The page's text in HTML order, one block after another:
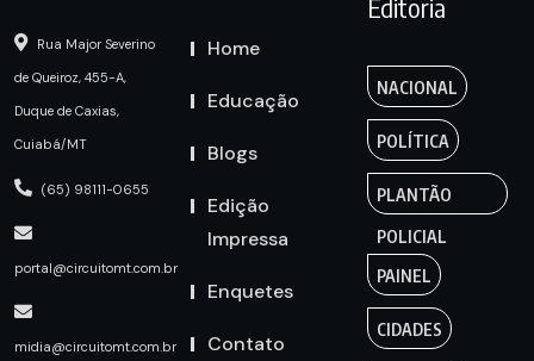
Rua Major Severino
de Queiroz, 455-A,
Duque de Caxias,
Cuiabá/MT
(65) 98111-0655
portal@circuitomt.com.br
midia@circuitomt.com.br
Home
Educação
Blogs
Edição
Impressa
Enquetes
Contato
Editoria
NACIONAL
POLÍTICA
PLANTÃO
POLICIAL
PAINEL
CIDADES